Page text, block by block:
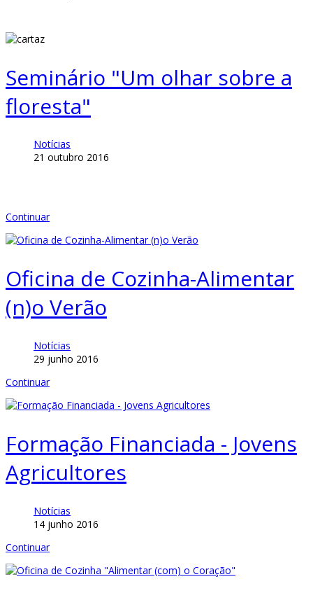
Seminário "Um olhar sobre a
floresta"
Notícias
21 outubro 2016
Continuar
Oficina de Cozinha-Alimentar
(n)o Verão
Notícias
29 junho 2016
Continuar
Formação Financiada - Jovens
Agricultores
Notícias
14 junho 2016
Continuar